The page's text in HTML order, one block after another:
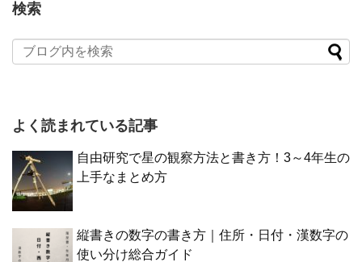
検索
よく読まれている記事
自由研究で星の観察方法と書き方！3～4年生の
上手なまとめ方
縦書きの数字の書き方｜住所・日付・漢数字の
使い分け総合ガイド